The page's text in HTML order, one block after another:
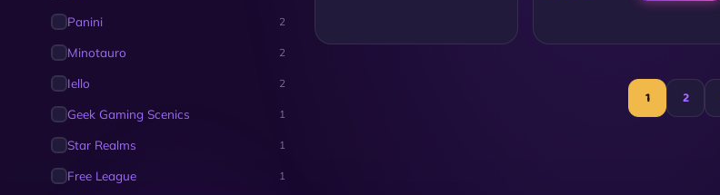
Panini 2
Minotauro 2
Iello 2
Geek Gaming Scenics 1
Star Realms 1
Free League 1
1 2